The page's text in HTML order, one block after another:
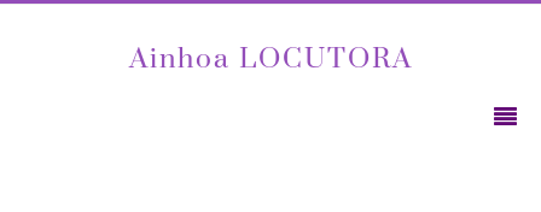
Ainhoa LOCUTORA